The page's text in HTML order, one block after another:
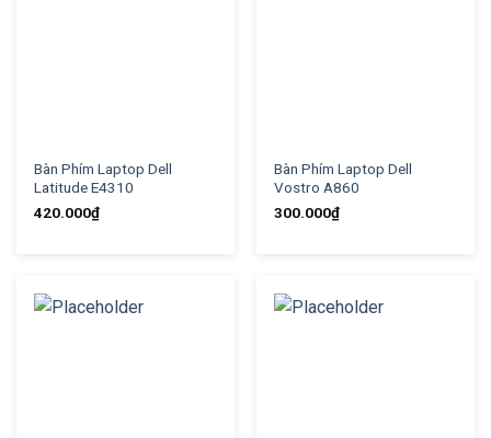
Bàn Phím Laptop Dell
Latitude E4310
420.000₫
Bàn Phím Laptop Dell
Vostro A860
300.000₫